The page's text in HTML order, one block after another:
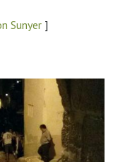
Sunyer ]